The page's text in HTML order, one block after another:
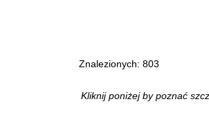
Znalezionych: 803
Kliknij poniżej by poznać